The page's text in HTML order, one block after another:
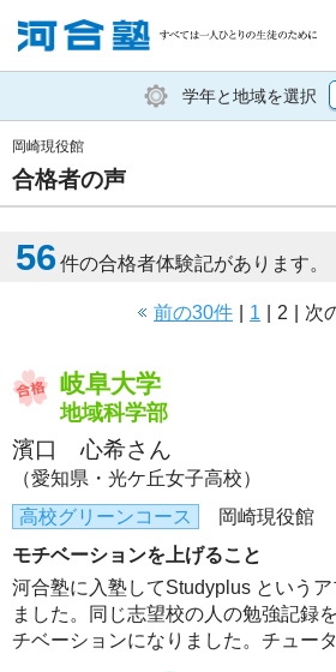
塾生の方 高
学年と地域を選択
合格者の声
岡崎現役館
56件の合格者体験記があります
前の30件 1 2 次
岐阜大学
地域科学部
濱口 心希さん
（愛知県・光ケ丘女子高校）
高校グリーンコース
岡崎現役館
モチベーションを上げること
河合塾に入塾してStudyplus という
ました。同じ志望校の人の勉強記録
チベーションになりました。チュー